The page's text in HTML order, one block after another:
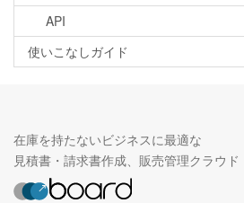
API
使いこなしガイド
在庫を持たないビジネスに最適な
見積書・請求書作成、販売管理クラウド